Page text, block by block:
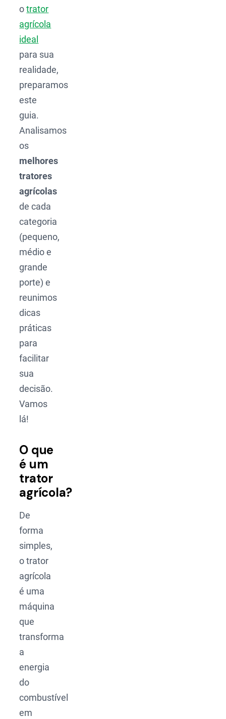
otrator
agrícola
ideal
para sua
realidade,
preparamos
este
guia.
Analisamos
os
melhores
tratores
agrícolas
de cada
categoria
(pequeno,
médio e
grande
porte) e
reunimos
dicas
práticas
para
facilitar
sua
decisão.
Vamos
lá!
O que
é um
trator
agrícola?
De
forma
simples,
o trator
agrícola
é uma
máquina
que
transforma
a
energia
do
combustível
em